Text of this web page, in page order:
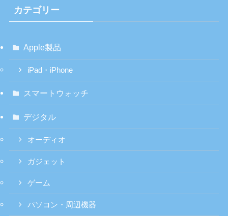
カテゴリー
Apple製品
iPad・iPhone
スマートウォッチ
デジタル
オーディオ
ガジェット
ゲーム
パソコン・周辺機器